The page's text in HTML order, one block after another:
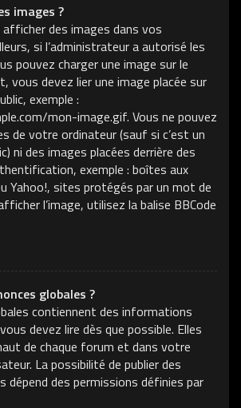
images ?
des images dans vos
si l’administrateur a autorisé les
pouvez charger une image sur le
vous devez lier une image placée sur
exemple :
mon-image.gif. Vous ne pouvez
de votre ordinateur (sauf si c’est un
ni des images placées derrière des
exemple : boîtes aux
Yahoo!, sites protégés par un mot de
l’image, utilisez la balise BBCode
globales ?
contiennent des informations
devez lire dès que possible. Elles
de chaque forum et dans votre
La possibilité de publier des
dépend des permissions définies par